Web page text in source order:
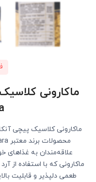
ماکارونی کلاسیک پیچی
علاقه‌مندان به
ماکارونی که با استفاده از
طعمی دلپذیر و قابلیت